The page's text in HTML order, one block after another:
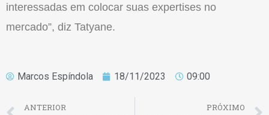
interessadas em colocar suas expertises no
mercado”, diz Tatyane.
Marcos Espíndola 18/11/2023 09:00
ANTERIOR PRÓXIMO